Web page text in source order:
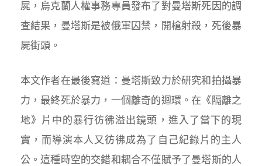
屍，烏克蘭人權事務專員發布了對曼塔斯死因的調
查結果，曼塔斯是被俄軍囚禁，開槍射殺，死後暴
屍街頭。
本文作者在最後寫道：曼塔斯致力於研究和拍攝暴
力，最終死於暴力，一個離奇的迴環。在《隔離之
地》片中的暴行彷彿溢出鏡頭，進入了當下的現
實，而導演本人又彷彿成為了自己紀錄片的主人
公。這種時空的交錯和耦合不僅賦予了曼塔斯的人